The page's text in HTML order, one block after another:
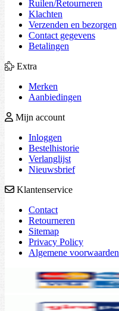
Ruilen/Retourneren
Klachten
Verzenden en bezorgen
Contact gegevens
Betalingen
Extra
Merken
Aanbiedingen
Mijn account
Inloggen
Bestelhistorie
Verlanglijst
Nieuwsbrief
Klantenservice
Contact
Retourneren
Sitemap
Privacy Policy
Algemene voorwaarden